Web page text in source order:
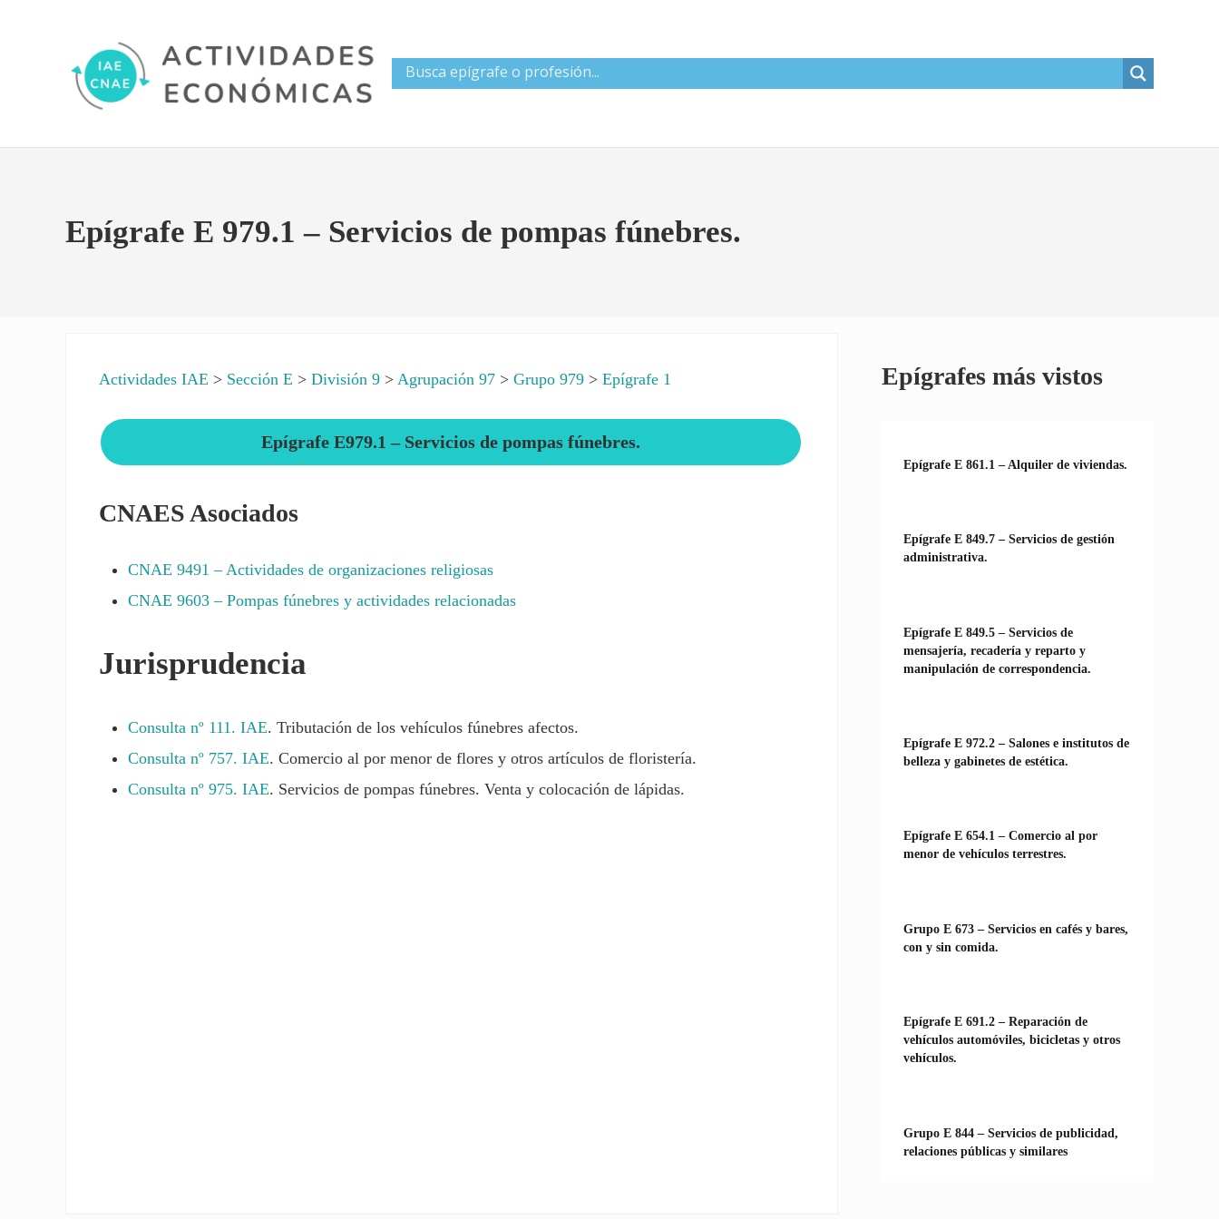
Epígrafe E 979.1 – Servicios de pompas fúnebres.
Actividades IAE > Sección E >División 9 >Agrupación 97 >Grupo 979 >Epígrafe 1
Epígrafe E979.1 – Servicios de pompas fúnebres.
CNAES Asociados
CNAE 9491 – Actividades de organizaciones religiosas
CNAE 9603– Pompas fúnebres y actividades relacionadas
Jurisprudencia
Consulta nº 111. IAE. Tributación de los vehículos fúnebres afectos.
Consulta nº 757. IAE. Comercio al por menor de flores y otros artículos de floristería.
Consulta nº 975. IAE. Servicios de pompas fúnebres. Venta y colocación de lápidas.
Epígrafes más vistos
Epígrafe E 861.1 – Alquiler de viviendas.
Epígrafe E 849.7 – Servicios de gestión
administrativa.
Epígrafe E 849.5 – Servicios de
mensajería, recadería y reparto y
manipulación de correspondencia.
Epígrafe E 972.2 – Salones e institutos de
belleza y gabinetes de estética.
Epígrafe E 654.1 – Comercio al por
menor de vehículos terrestres.
Grupo E 673 – Servicios en cafés y bares,
con y sin comida.
Epígrafe E 691.2 – Reparación de
vehículos automóviles, bicicletas y otros
vehículos.
Grupo E 844 – Servicios de publicidad,
relaciones públicas y similares